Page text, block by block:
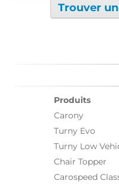
Trouver
Produits
Carony
Turny Evo
Turny Low
Chair Topper
Carospeed